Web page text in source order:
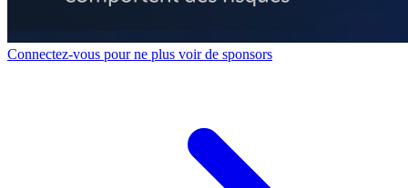
Connectez-vous pour ne plus voir de sponsors